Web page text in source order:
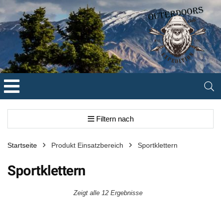
Filtern nach
Startseite Produkt Einsatzbereich Sportklettern
Sportklettern
Zeigt alle 12 Ergebnisse